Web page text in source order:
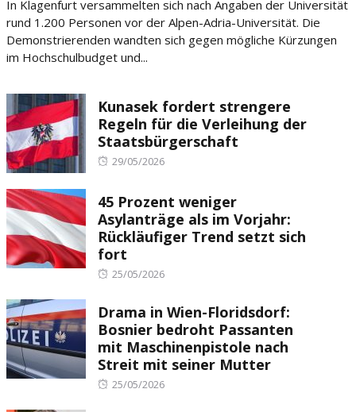
In Klagenfurt versammelten sich nach Angaben der Universität
rund 1.200 Personen vor der Alpen-Adria-Universität. Die
Demonstrierenden wandten sich gegen mögliche Kürzungen
im Hochschulbudget und...
Kunasek fordert strengere
Regeln für die Verleihung der
Staatsbürgerschaft
Posted
29/05/2026
45 Prozent weniger
Asylanträge als im Vorjahr:
Rückläufiger Trend setzt sich
fort
Posted
25/05/2026
Drama in Wien-Floridsdorf:
Bosnier bedroht Passanten
mit Maschinenpistole nach
Streit mit seiner Mutter
Posted
25/05/2026